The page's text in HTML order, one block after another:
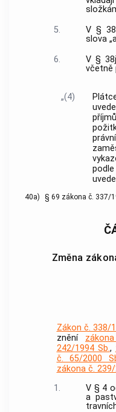
5.
V §
slova
6.
V §
včetně
„(4)
40a) § 69 zákona č. 337/
Změna
Zákon č. 338/
znění
242/1994 Sb.,
č. 65/2000
zákona č.
1.
V § 4
a